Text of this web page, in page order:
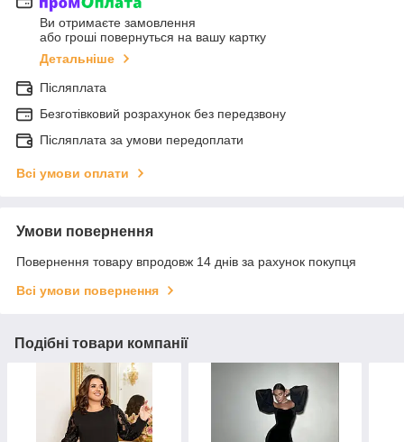
Ви отримаєте замовлення
або гроші повернуться на вашу картку
Детальніше
Післяплата
Безготівковий розрахунок без передзвону
Післяплата за умови передоплати
Всі умови оплати
Умови повернення
Повернення товару впродовж 14 днів за рахунок покупця
Всі умови повернення
Подібні товари компанії